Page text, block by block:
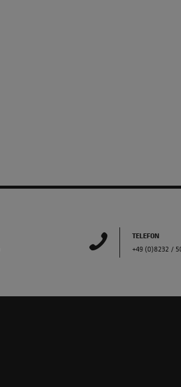
TELEFON
+49 (0)8232 /